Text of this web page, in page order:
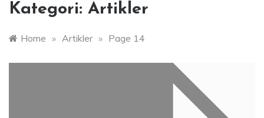
Kategori: Artikler
Home » Artikler » Page 14